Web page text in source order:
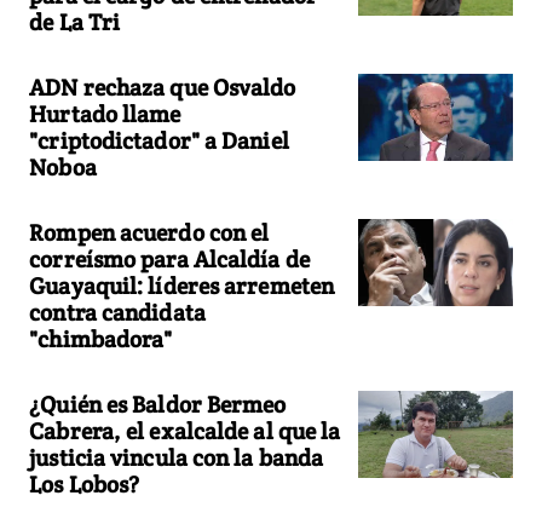
de La Tri
ADN rechaza que Osvaldo
Hurtado llame
"criptodictador" a Daniel
Noboa
Rompen acuerdo con el
correísmo para Alcaldía de
Guayaquil: líderes arremeten
contra candidata
"chimbadora"
¿Quién es Baldor Bermeo
Cabrera, el exalcalde al que la
justicia vincula con la banda
Los Lobos?